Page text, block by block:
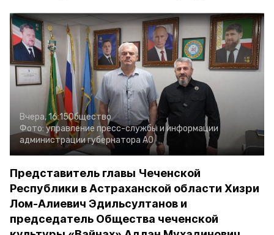
Вчера, 16:15Общество
Фото: управление пресс-службы и информации
администрации губернатора АО
Представитель главы Чеченской
Республики в Астраханской области Хизри
Лом-Алиевич Эдильсултанов и
председатель Общества чеченской